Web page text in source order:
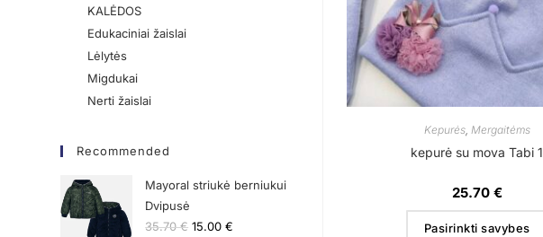
Kepurės, Mergaitėms
kepurė su mova Tabi 1
25.70 €
Pasirinkti savybes
KALĖDOS
Edukaciniai žaislai
Lėlytės
Migdukai
Nerti žaislai
Recommended
Mayoral striukė berniukui
Dvipusė
35.70€ 15.00€